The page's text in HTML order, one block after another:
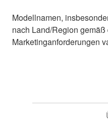
Modellnamen,
nach Land/Region
Marketinganforderungen